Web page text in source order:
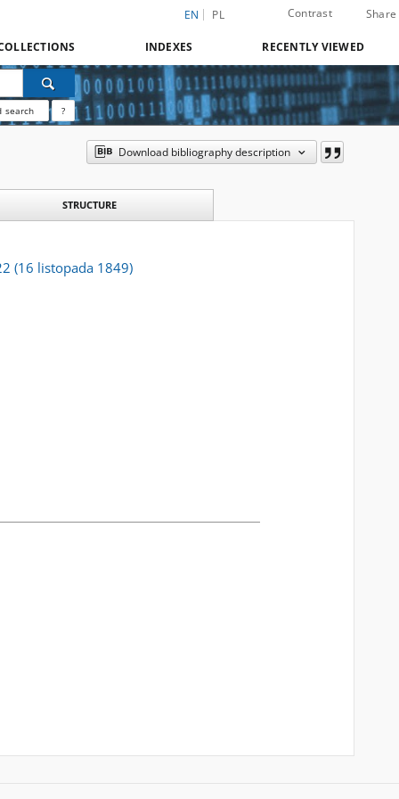
EN PL Contrast Share
INDEXES RECENTLY VIEWED
search ?
Download bibliography description
STRUCTURE
(16 listopada 1849)